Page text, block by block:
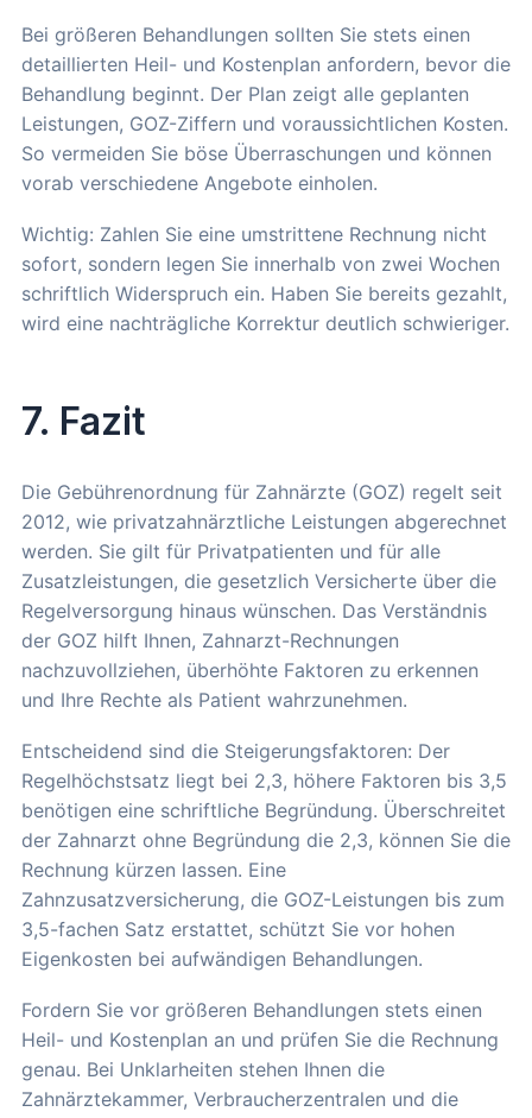
Bei größeren Behandlungen sollten Sie stets einen
detaillierten Heil- und Kostenplan anfordern, bevor die
Behandlung beginnt. Der Plan zeigt alle geplanten
Leistungen, GOZ-Ziffern und voraussichtlichen Kosten.
So vermeiden Sie böse Überraschungen und können
vorab verschiedene Angebote einholen.
Wichtig: Zahlen Sie eine umstrittene Rechnung nicht
sofort, sondern legen Sie innerhalb von zwei Wochen
schriftlich Widerspruch ein. Haben Sie bereits gezahlt,
wird eine nachträgliche Korrektur deutlich schwieriger.
7. Fazit
Die Gebührenordnung für Zahnärzte (GOZ) regelt seit
2012, wie privatzahnärztliche Leistungen abgerechnet
werden. Sie gilt für Privatpatienten und für alle
Zusatzleistungen, die gesetzlich Versicherte über die
Regelversorgung hinaus wünschen. Das Verständnis
der GOZ hilft Ihnen, Zahnarzt-Rechnungen
nachzuvollziehen, überhöhte Faktoren zu erkennen
und Ihre Rechte als Patient wahrzunehmen.
Entscheidend sind die Steigerungsfaktoren: Der
Regelhöchstsatz liegt bei 2,3, höhere Faktoren bis 3,5
benötigen eine schriftliche Begründung. Überschreitet
der Zahnarzt ohne Begründung die 2,3, können Sie die
Rechnung kürzen lassen. Eine
Zahnzusatzversicherung, die GOZ-Leistungen bis zum
3,5-fachen Satz erstattet, schützt Sie vor hohen
Eigenkosten bei aufwändigen Behandlungen.
Fordern Sie vor größeren Behandlungen stets einen
Heil- und Kostenplan an und prüfen Sie die Rechnung
genau. Bei Unklarheiten stehen Ihnen die
Zahnärztekammer, Verbraucherzentralen und die